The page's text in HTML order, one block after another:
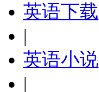
英语下载
|
英语小说
|